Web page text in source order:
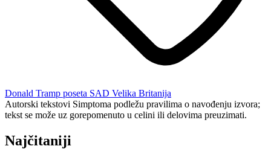
Donald Tramp poseta SAD Velika Britanija
Autorski tekstovi Simptoma podležu pravilima o navođenju izvora;
tekst se može uz gorepomenuto u celini ili delovima preuzimati.
Najčitaniji